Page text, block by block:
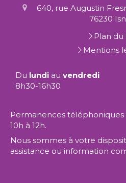
640, rue Augustin
76230
Plan du
Mentions
Du lundi au vendredi
8h30-16h30
Permanences téléphoniques
10h à 12h.
Nous sommes à votre
assistance ou information